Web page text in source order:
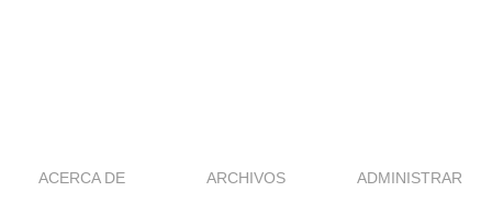
ACERCA DE ARCHIVOS ADMINISTRAR